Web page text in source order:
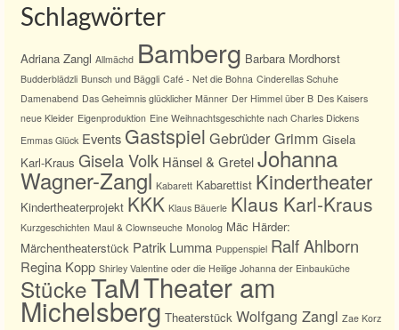
Schlagwörter
Adriana Zangl Allmächd Bamberg Barbara Mordhorst
Budderblädzli Bunsch und Bäggli Café - Net die Bohna Cinderellas Schuhe
Damenabend Das Geheimnis glücklicher Männer Der Himmel über B Des Kaisers
neue Kleider Eigenproduktion Eine Weihnachtsgeschichte nach Charles Dickens
Emmas Glück Events Gastspiel Gebrüder Grimm Gisela
Karl-Kraus Gisela Volk Hänsel & GretelJohanna
Wagner-Zangl Kabarett Kabarettist Kindertheater
Kindertheaterprojekt KKK Klaus Bäuerle Klaus Karl-Kraus
Kurzgeschichten Maul & Clownseuche Monolog Mäc Härder:
Märchentheaterstück Patrik Lumma Puppenspiel Ralf Ahlborn
Regina Kopp Shirley Valentine oder die Heilige Johanna der Einbauküche
StückeTaMTheater am
Michelsberg Theaterstück Wolfgang Zangl Zae Korz